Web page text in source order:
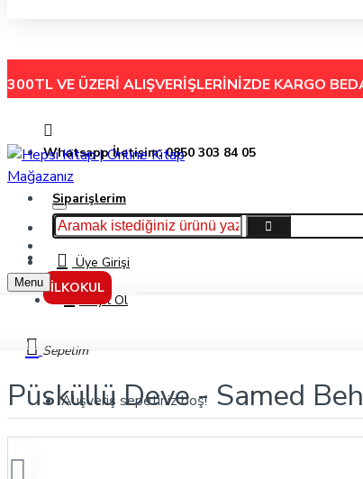
300TL VE ÜZERİ ALIŞVERİŞLERİNİZDE KARGO
Whatsapp İletişim: 0850 303 84 05
Siparişlerim
Hakkımızda
İletişimÜye Girişi
Kayıt Ol
Sepetim
Alışveriş sepetiniz boş!
İLKOKUL
Menu
Püsküllü Deve - Samed Behrengi - Parodi Yayınları
Püsküllü Deve - Samed